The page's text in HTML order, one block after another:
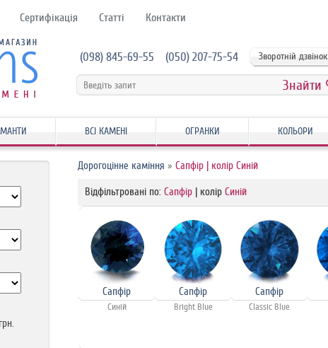
Сертифікація Статті Контакти
(098) 845-69-55 (050) 207-75-54 Зворотній дзвінок
ВСІ КАМЕНІ ОГРАНКИ КОЛЬОРИ
грн.
Дорогоцінне каміння » Сапфір | колір Синій
Відфільтровані по: Сапфір | колір Синій
Сапфір
Синій
Сапфір
Bright Blue
Сапфір
Classic Blue